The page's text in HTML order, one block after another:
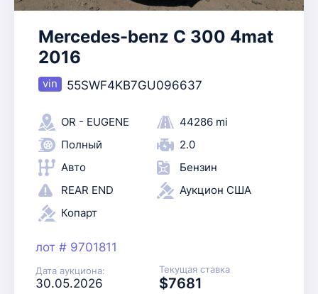
Mercedes-benz C 300 4mat
2016
55SWF4KB7GU096637
OR - EUGENE
44286 mi
Полный
2.0
Авто
Бензин
REAR END
Аукцион США
Копарт
лот # 9701811
Дата аукциона:
30.05.2026
Текущая ставка
$7681